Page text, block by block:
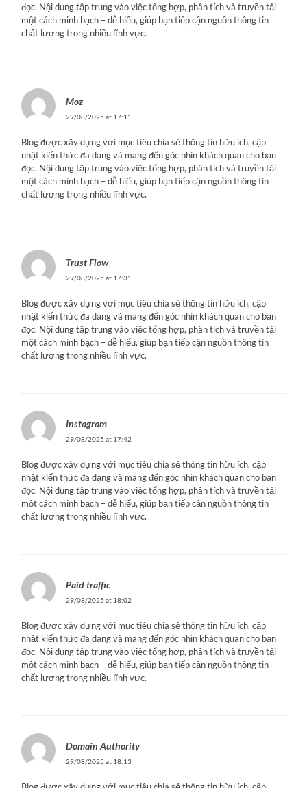
đọc. Nội dung tập trung vào việc tổng hợp, phân tích và truyền tải
một cách minh bạch – dễ hiểu, giúp bạn tiếp cận nguồn thông tin
chất lượng trong nhiều lĩnh vực.
Moz
29/08/2025 at 17:11
Blog được xây dựng với mục tiêu chia sẻ thông tin hữu ích, cập
nhật kiến thức đa dạng và mang đến góc nhìn khách quan cho bạn
đọc. Nội dung tập trung vào việc tổng hợp, phân tích và truyền tải
một cách minh bạch – dễ hiểu, giúp bạn tiếp cận nguồn thông tin
chất lượng trong nhiều lĩnh vực.
Trust Flow
29/08/2025 at 17:31
Blog được xây dựng với mục tiêu chia sẻ thông tin hữu ích, cập
nhật kiến thức đa dạng và mang đến góc nhìn khách quan cho bạn
đọc. Nội dung tập trung vào việc tổng hợp, phân tích và truyền tải
một cách minh bạch – dễ hiểu, giúp bạn tiếp cận nguồn thông tin
chất lượng trong nhiều lĩnh vực.
Instagram
29/08/2025 at 17:42
Blog được xây dựng với mục tiêu chia sẻ thông tin hữu ích, cập
nhật kiến thức đa dạng và mang đến góc nhìn khách quan cho bạn
đọc. Nội dung tập trung vào việc tổng hợp, phân tích và truyền tải
một cách minh bạch – dễ hiểu, giúp bạn tiếp cận nguồn thông tin
chất lượng trong nhiều lĩnh vực.
Paid traffic
29/08/2025 at 18:02
Blog được xây dựng với mục tiêu chia sẻ thông tin hữu ích, cập
nhật kiến thức đa dạng và mang đến góc nhìn khách quan cho bạn
đọc. Nội dung tập trung vào việc tổng hợp, phân tích và truyền tải
một cách minh bạch – dễ hiểu, giúp bạn tiếp cận nguồn thông tin
chất lượng trong nhiều lĩnh vực.
Domain Authority
29/08/2025 at 18:13